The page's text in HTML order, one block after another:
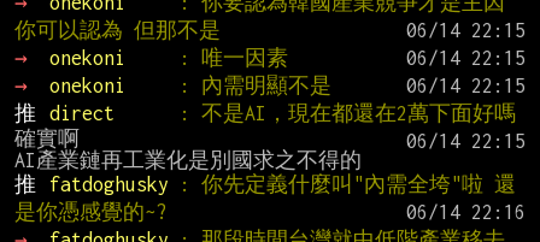
你可以認為 但那不是
→
onekoni : 唯一因素
→
onekoni : 內需明顯不是
推
direct
: 不是AI，現在都還在2萬下面好嗎
確實啊
推
fatdoghusky
: 你先定義什麼叫"內需全垮"啦 還
是你憑感覺的~?